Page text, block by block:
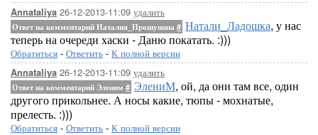
Annataliya 26-12-2013-11:09 удалить
Ответ на комментарий Наталия_Прошунина # Натали_Ладошка, у нас
теперь на очереди хаски - Даню покатать. :)))
Обратиться - Ответить - К полной версии
Annataliya 26-12-2013-11:09 удалить
Ответ на комментарий Эленим # ЭлениМ, ой, да они там все, один
другого прикольнее. А носы какие, тюпы - мохнатые,
прелесть. :)))
Обратиться - Ответить - К полной версии